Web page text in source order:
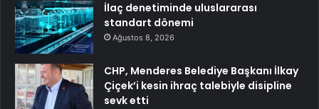
İlaç denetiminde uluslararası
standart dönemi
Ağustos 8, 2026
CHP, Menderes Belediye Başkanı İlkay
Çiçek’i kesin ihraç talebiyle disipline
sevk etti